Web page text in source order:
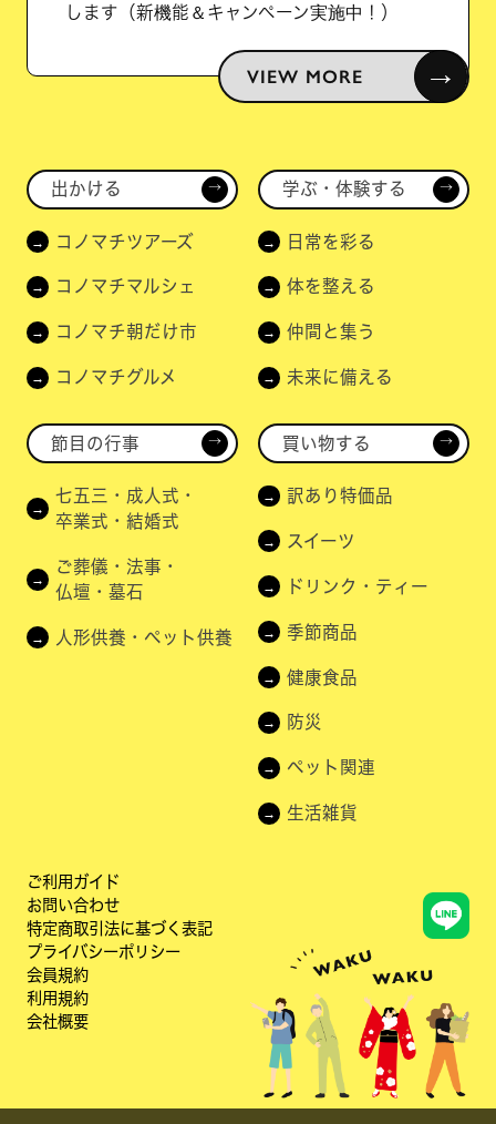
します（新機能＆キャンペーン実施中！）
VIEW MORE →
出かける →
コノマチツアーズ
コノマチマルシェ
コノマチ朝だけ市
コノマチグルメ
学ぶ・体験する →
日常を彩る
体を整える
仲間と集う
未来に備える
節目の行事 →
七五三・成人式・
卒業式・結婚式
ご葬儀・法事・
仏壇・墓石
人形供養・ペット供養
買い物する →
訳あり特価品
スイーツ
ドリンク・ティー
季節商品
健康食品
防災
ペット関連
生活雑貨
ご利用ガイド
お問い合わせ
特定商取引法に基づく表記
プライバシーポリシー
会員規約
利用規約
会社概要